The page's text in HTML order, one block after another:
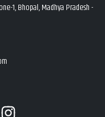
1, Bhopal, Madhya Pradesh -